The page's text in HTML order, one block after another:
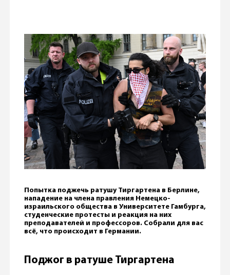
Попытка поджечь ратушу Тиргартена в Берлине,
нападение на члена правления Немецко-
израильского общества в Университете Гамбурга,
студенческие протесты и реакция на них
преподавателей и профессоров. Собрали для вас
всё, что происходит в Германии.
Поджог в ратуше Тиргартена